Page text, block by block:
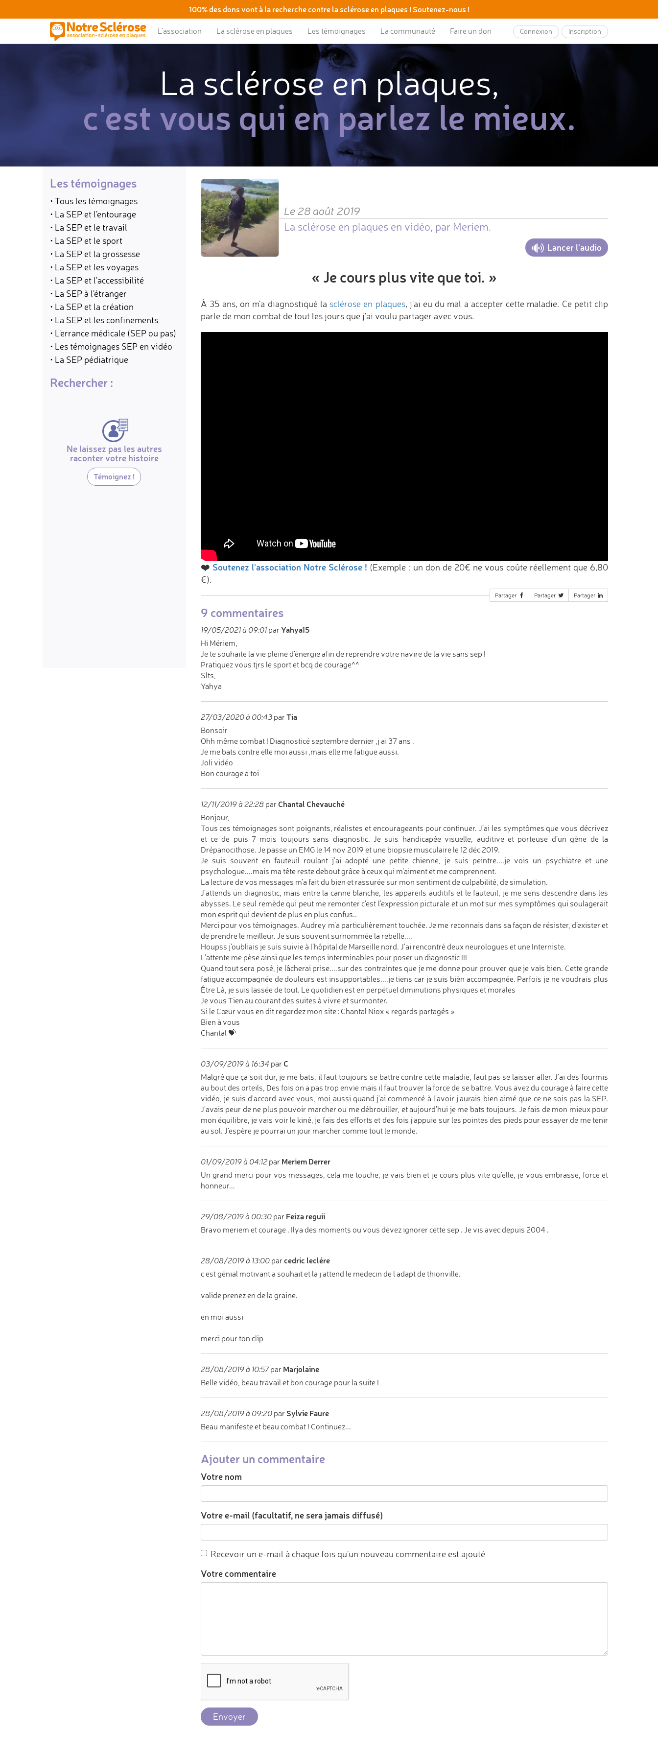
100% des dons vont à la recherche contre la sclérose en plaques ! Soutenez-nous !
L’association La sclérose en plaques Les témoignages La communauté Faire un don Connexion Inscription
La sclérose en plaques,
c'est vous qui en parlez le mieux.
Les témoignages
• Tous les témoignages
• La SEP et l'entourage
• La SEP et le travail
• La SEP et le sport
• La SEP et la grossesse
• La SEP et les voyages
• La SEP et l'accessibilité
• La SEP à l'étranger
• La SEP et la création
• La SEP et les confinements
• L'errance médicale (SEP ou pas)
• Les témoignages SEP en vidéo
• La SEP pédiatrique
Rechercher :
Ne laissez pas les autres
raconter votre histoire
Témoignez !
Le 28 août 2019
La sclérose en plaques en vidéo, par Meriem.
Lancer l'audio
« Je cours plus vite que toi. »
À 35 ans, on m'a diagnostiqué la sclérose en plaques, j'ai eu du mal a accepter cette maladie. Ce petit clip
parle de mon combat de tout les jours que j'ai voulu partager avec vous.
❤️ Soutenez l'association Notre Sclérose ! (Exemple : un don de 20€ ne vous coûte réellement que 6,80
€).
Partager Partager Partager
9 commentaires
19/05/2021 à 09:01par Yahya15
Hi Mériem,
Je te souhaite la vie pleine d'énergie afin de reprendre votre navire de la vie sans sep !
Pratiquez vous tjrs le sport et bcq de courage^^
Slts,
Yahya
27/03/2020 à 00:43par Tia
Bonsoir
Ohh même combat ! Diagnosticé septembre dernier ,j ai 37 ans .
Je me bats contre elle moi aussi ,mais elle me fatigue aussi.
Joli vidéo
Bon courage a toi
12/11/2019 à 22:28par Chantal Chevauché
Bonjour,
Tous ces témoignages sont poignants, réalistes et encourageants pour continuer. J’ai les symptômes que vous décrivez
et ce de puis 7 mois toujours sans diagnostic. Je suis handicapée visuelle, auditive et porteuse d’un gène de la
Drépanocithose. Je passe un EMG le 14 nov 2019 et une biopsie musculaire le 12 déc 2019.
Je suis souvent en fauteuil roulant j’ai adopté une petite chienne, je suis peintre....je vois un psychiatre et une
psychologue....mais ma tête reste debout grâce à ceux qui m’aiment et me comprennent.
La lecture de vos messages m’a fait du bien et rassurée sur mon sentiment de culpabilité, de simulation.
J’attends un diagnostic, mais entre la canne blanche, les appareils auditifs et le fauteuil, je me sens descendre dans les
abysses. Le seul remède qui peut me remonter c’est l’expression picturale et un mot sur mes symptômes qui soulagerait
mon esprit qui devient de plus en plus confus..
Merci pour vos témoignages. Audrey m’a particulièrement touchée. Je me reconnais dans sa façon de résister, d’exister et
de prendre le meilleur. Je suis souvent surnommée la rebelle....
Houpss j’oubliais je suis suivie à l’hôpital de Marseille nord. J’ai rencontré deux neurologues et une Interniste.
L’attente me pèse ainsi que les temps interminables pour poser un diagnostic !!!
Quand tout sera posé, je lâcherai prise....sur des contraintes que je me donne pour prouver que je vais bien. Cette grande
fatigue accompagnée de douleurs est insupportables....je tiens car je suis bièn accompagnée. Parfois je ne voudrais plus
Être Là, je suis lassée de tout. Le quotidien est en perpétuel diminutions physiques et morales
Je vous Tien au courant des suites à vivre et surmonter.
Si le Cœur vous en dit regardez mon site : Chantal Niox « regards partagés »
Bien à vous
Chantal 💝
03/09/2019 à 16:34 par C
Malgré que ça soit dur, je me bats, il faut toujours se battre contre cette maladie, faut pas se laisser aller. J'ai des fourmis
au bout des orteils, Des fois on a pas trop envie mais il faut trouver la force de se battre. Vous avez du courage à faire cette
vidéo, je suis d'accord avec vous, moi aussi quand j'ai commencé à l'avoir j'aurais bien aimé que ce ne sois pas la SEP.
J'avais peur de ne plus pouvoir marcher ou me débrouiller, et aujourd'hui je me bats toujours. Je fais de mon mieux pour
mon équilibre, je vais voir le kiné, je fais des efforts et des fois j'appuie sur les pointes des pieds pour essayer de me tenir
au sol. J'espère je pourrai un jour marcher comme tout le monde.
01/09/2019 à 04:12par Meriem Derrer
Un grand merci pour vos messages, cela me touche, je vais bien et je cours plus vite qu'elle, je vous embrasse, force et
honneur...
29/08/2019 à 00:30par Feiza reguii
Bravo meriem et courage . Ilya des moments ou vous devez ignorer cette sep . Je vis avec depuis 2004 .
28/08/2019 à 13:00par cedric leclére
c est génial motivant a souhait et la j attend le medecin de l adapt de thionville.
valide prenez en de la graine.
en moi aussi
merci pour ton clip
28/08/2019 à 10:57par Marjolaine
Belle vidéo, beau travail et bon courage pour la suite !
28/08/2019 à 09:20par Sylvie Faure
Beau manifeste et beau combat ! Continuez...
Ajouter un commentaire
Votre nom
Votre e-mail (facultatif, ne sera jamais diffusé)
Recevoir un e-mail à chaque fois qu'un nouveau commentaire est ajouté
Votre commentaire
Envoyer